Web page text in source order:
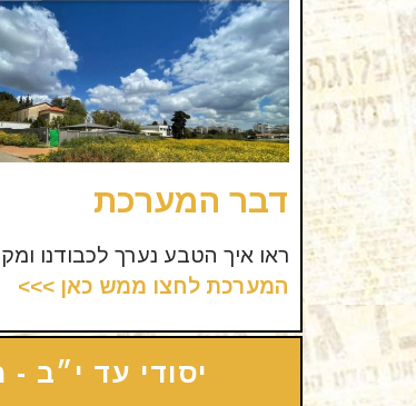
דבר המערכת
ראו איך הטבע נערך לכבודנו
המערכת לחצו ממש כאן >>>
יסודי עד י״ב